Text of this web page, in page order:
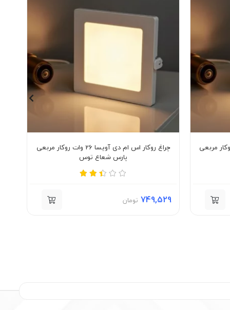
آویسا 36 وات روکار مربعی
چراغ روکار اس ام دی آویسا 26 وات روکار مربعی
پارس شعاع توس
749,529 تومان